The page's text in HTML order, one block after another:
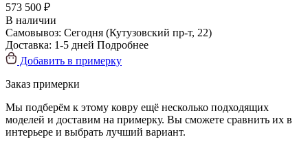
573 500 ₽
В наличии
Самовывоз: Сегодня (Кутузовский пр-т, 22)
Доставка: 1-5 дней Подробнее
Добавить в примерку
Заказ примерки
Мы подберём к этому ковру ещё несколько подходящих
моделей и доставим на примерку. Вы сможете сравнить их в
интерьере и выбрать лучший вариант.